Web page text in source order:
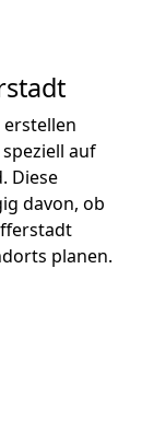
auf
Diese
davon, ob
planen.